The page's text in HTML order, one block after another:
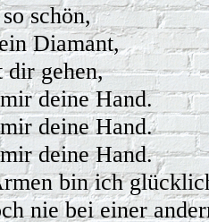
schön,
Diamant,
gehen,
deine Hand.
deine Hand.
deine Hand.
bin ich
nie bei einer